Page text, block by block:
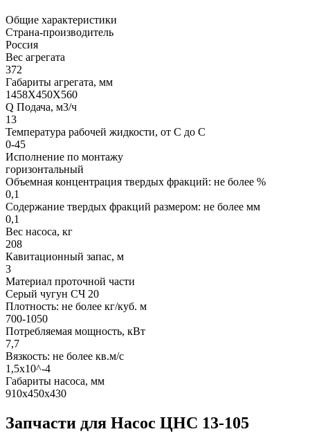
Общие характеристики
Страна-производитель
Россия
Вес агрегата
372
Габариты агрегата, мм
1458Х450Х560
Q Подача, м3/ч
13
Температура рабочей жидкости, от С до С
0-45
Исполнение по монтажу
горизонтальный
Объемная концентрация твердых фракций: не более %
0,1
Содержание твердых фракций размером: не более мм
0,1
Вес насоса, кг
208
Кавитационный запас, м
3
Материал проточной части
Серый чугун СЧ 20
Плотность: не более кг/куб. м
700-1050
Потребляемая мощность, кВт
7,7
Вязкость: не более кв.м/с
1,5х10^-4
Габариты насоса, мм
910х450х430
Запчасти для Насос ЦНС 13-105